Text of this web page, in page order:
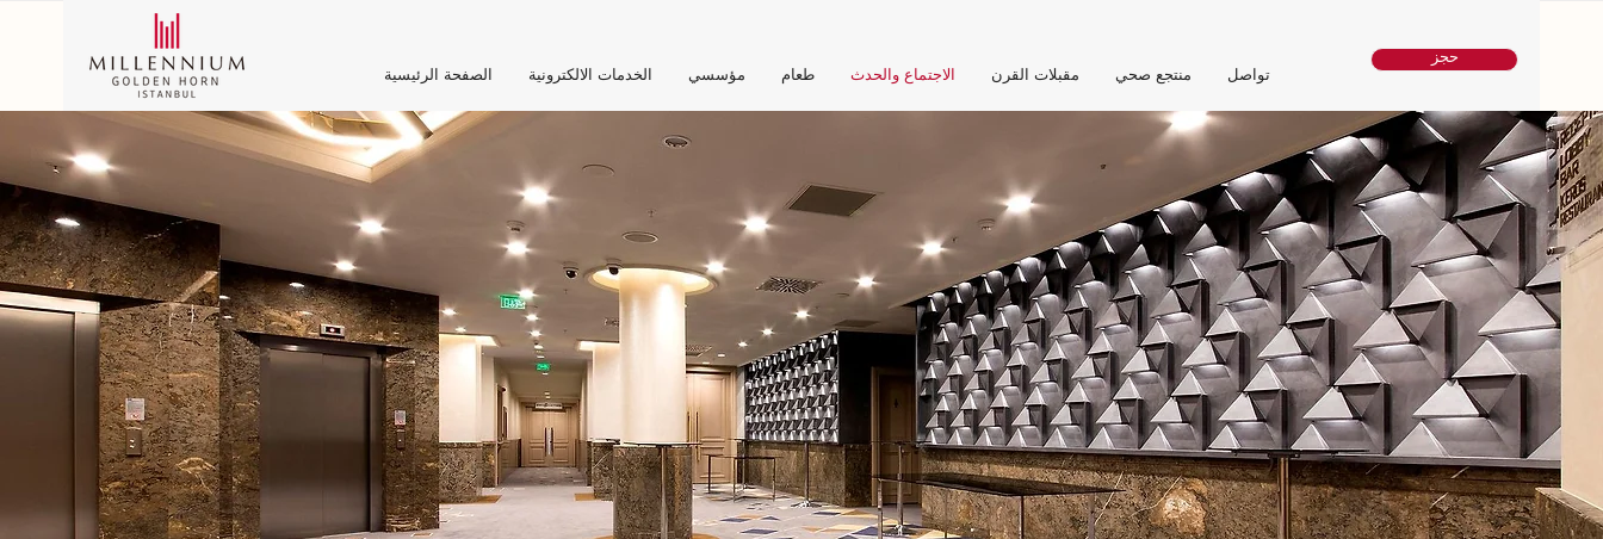
الصفحة الرئيسية الخدمات الالكترونية مؤسسي طعام الاجتماع والحدث مقبلات القرن منتجع صحي تواصل
حجز